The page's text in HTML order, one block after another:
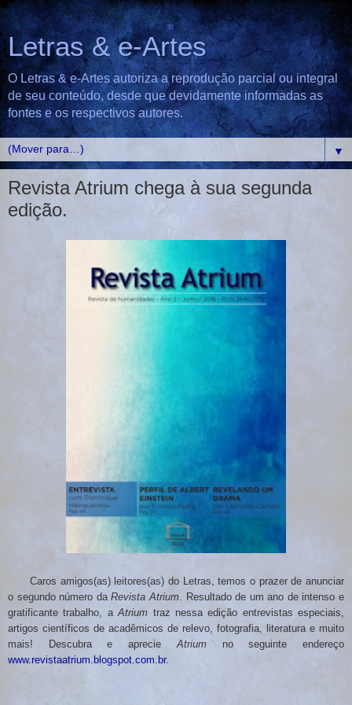
Letras & e-Artes
O Letras & e-Artes autoriza a reprodução parcial ou integral
de seu conteúdo, desde que devidamente informadas as
fontes e os respectivos autores.
▼
Revista Atrium chega à sua segunda
edição.
Caros amigos(as) leitores(as) do Letras, temos o prazer de anunciar
o segundo número daRevista Atrium. Resultado de um ano de intenso e
gratificante trabalho, aAtrium traz nessa edição entrevistas especiais,
artigos científicos de acadêmicos de relevo, fotografia, literatura e muito
mais! Descubra e aprecie Atrium no seguinte endereço
www.revistaatrium.blogspot.com.br.